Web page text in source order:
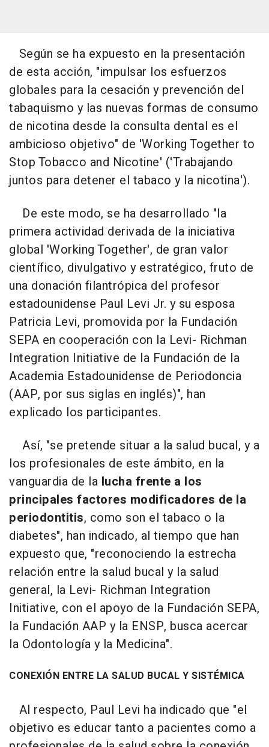
Según se ha expuesto en la presentación
de esta acción, "impulsar los esfuerzos
globales para la cesación y prevención del
tabaquismo y las nuevas formas de consumo
de nicotina desde la consulta dental es el
ambicioso objetivo" de 'Working Together to
Stop Tobacco and Nicotine' ('Trabajando
juntos para detener el tabaco y la nicotina').
De este modo, se ha desarrollado "la
primera actividad derivada de la iniciativa
global 'Working Together', de gran valor
científico, divulgativo y estratégico, fruto de
una donación filantrópica del profesor
estadounidense Paul Levi Jr. y su esposa
Patricia Levi, promovida por la Fundación
SEPA en cooperación con la Levi- Richman
Integration Initiative de la Fundación de la
Academia Estadounidense de Periodoncia
(AAP, por sus siglas en inglés)", han
explicado los participantes.
Así, "se pretende situar a la salud bucal, y a
los profesionales de este ámbito, en la
vanguardia de la lucha frente a los
principales factores modificadores de la
periodontitis, como son el tabaco o la
diabetes", han indicado, al tiempo que han
expuesto que, "reconociendo la estrecha
relación entre la salud bucal y la salud
general, la Levi- Richman Integration
Initiative, con el apoyo de la Fundación SEPA,
la Fundación AAP y la ENSP, busca acercar
la Odontología y la Medicina".
CONEXIÓN ENTRE LA SALUD BUCAL Y SISTÉMICA
Al respecto, Paul Levi ha indicado que "el
objetivo es educar tanto a pacientes como a